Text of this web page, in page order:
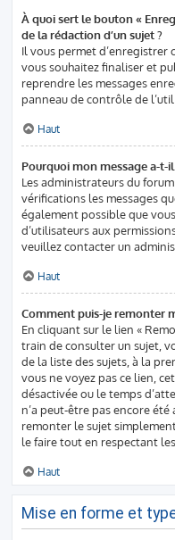
À quoi sert le bouton «
de la rédaction d’un sujet ?
Il vous permet d’enregistrer
vous souhaitez finaliser et
reprendre les messages
panneau de contrôle de
Haut
Pourquoi mon message a-t-
Les administrateurs du
vérifications les messages
également possible que
d’utilisateurs aux
veuillez contacter un
Haut
Comment puis-je remonter
En cliquant sur le lien «
train de consulter un sujet,
de la liste des sujets, à la
vous ne voyez pas ce lien,
désactivée ou le temps
n’a peut-être pas encore
remonter le sujet
le faire tout en respectant
Haut
Mise en forme et